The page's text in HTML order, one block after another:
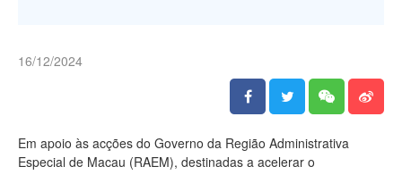
16/12/2024
Em apoio às acções do Governo da Região Administrativa
Especial de Macau (RAEM), destinadas a acelerar o